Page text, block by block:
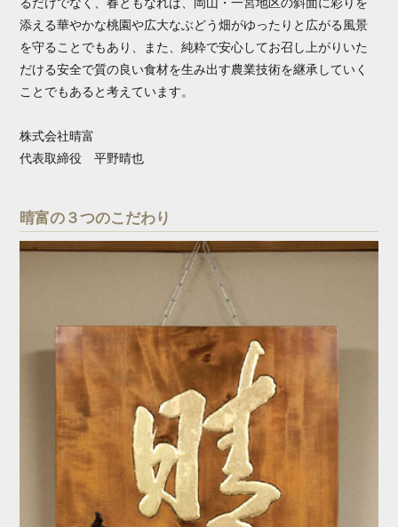
添える華やかな桃園や広大なぶどう畑がゆったりと広がる風景
を守ることでもあり、また、純粋で安心してお召し上がりいた
だける安全で質の良い食材を生み出す農業技術を継承していく
ことでもあると考えています。
株式会社晴富
代表取締役 平野晴也
晴富の３つのこだわり